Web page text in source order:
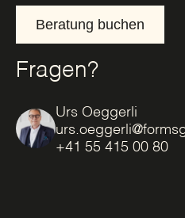
Beratung buchen
Fragen?
Urs Oeggerli
+41 55 415 00 80